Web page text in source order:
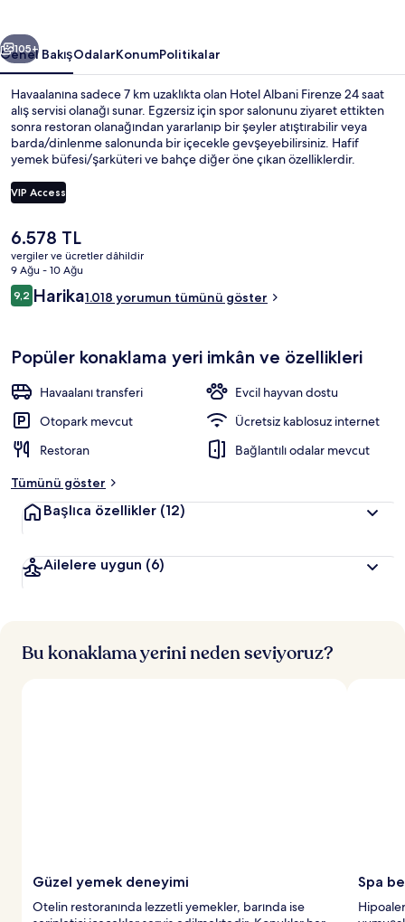
Sonraki
105+
Genel BakışOdalarKonumPolitikalar
Havaalanına sadece 7 km uzaklıkta olan Hotel Albani Firenze 24 saat
alış servisi olanağı sunar. Egzersiz için spor salonunu ziyaret ettikten
sonra restoran olanağından yararlanıp bir şeyler atıştırabilir veya
barda/dinlenme salonunda bir içecekle gevşeyebilirsiniz. Hafif
yemek büfesi/şarküteri ve bahçe diğer öne çıkan özelliklerdir.
yorumlarda bulunuyor. Konaklama yeri toplu taşımaya yakındır,
Valfonda - Stazione Santa Maria Novella Tramvay Durağı 3 dakikalık
VIP Access
Şu
anki
fiyat
6.578 TL
6.578 TL
vergiler ve ücretler dâhildir
9 Ağu - 10 Ağu
Yorumlar
9,29,2/10
Harika1.018 yorumun tümünü göster
Popüler konaklama yeri imkân ve özellikleri
Havaalanı transferi
Evcil hayvan dostu
Otopark mevcut
Ücretsiz kablosuz internet
Restoran
Bağlantılı odalar mevcut
Tümünü göster
Başlıca özellikler (12)
Ailelere uygun (6)
Bu konaklama yerini neden seviyoruz?
Güzel yemek deneyimi
Otelin restoranında lezzetli yemekler, barında ise
Spa